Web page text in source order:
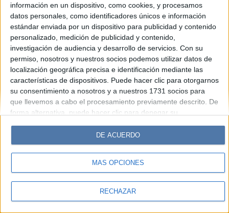
información en un dispositivo, como cookies, y procesamos
datos personales, como identificadores únicos e información
estándar enviada por un dispositivo para publicidad y contenido
personalizado, medición de publicidad y contenido,
investigación de audiencia y desarrollo de servicios. Con su
permiso, nosotros y nuestros socios podemos utilizar datos de
localización geográfica precisa e identificación mediante las
características de dispositivos. Puede hacer clic para otorgarnos
su consentimiento a nosotros y a nuestros 1731 socios para
que llevemos a cabo el procesamiento previamente descrito. De
forma alternativa, puede hacer clic para denegar su
cambiar sus preferencias antes de otorgar su consentimiento.
Tenga en cuenta que algún procesamiento de sus datos
personales puede no requerir de su consentimiento, pero usted
tiene el derecho de rechazar tal procesamiento. Sus
sus preferencias o retirar su consentimiento en cualquier
MÁS OPCIONES
RECHAZAR
DE ACUERDO
© Perfil.com 2006-2019 - Todos los derechos reservados
Registro de Propiedad Intelectual: Nro. 5346433